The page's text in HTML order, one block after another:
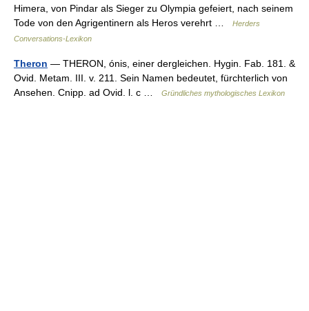
Himera, von Pindar als Sieger zu Olympia gefeiert, nach seinem
Tode von den Agrigentinern als Heros verehrt …
Herders
Conversations-Lexikon
Theron — THERON, ónis, einer dergleichen. Hygin. Fab. 181. &
Ovid. Metam. III. v. 211. Sein Namen bedeutet, fürchterlich von
Ansehen. Cnipp. ad Ovid. l. c …
Gründliches mythologisches Lexikon